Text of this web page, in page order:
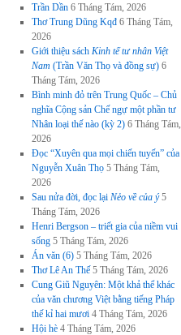
Trần Dần 6 Tháng Tám, 2026
Thơ Trung Dũng Kqđ 6 Tháng Tám,
2026
Giới thiệu sách Kinh tế tư nhân Việt
Nam (Trần Văn Thọ và đồng sự) 6
Tháng Tám, 2026
Bình minh đỏ trên Trung Quốc – Chủ
nghĩa Cộng sản Chế ngự một phần tư
Nhân loại thế nào (kỳ 2) 6 Tháng Tám,
2026
Đọc “Xuyên qua mọi chiến tuyến” của
Nguyễn Xuân Thọ 5 Tháng Tám,
2026
Sau nửa đời, đọc lại Nẻo về của ý 5
Tháng Tám, 2026
Henri Bergson – triết gia của niềm vui
sống 5 Tháng Tám, 2026
Án văn (6) 5 Tháng Tám, 2026
Thơ Lê An Thế 5 Tháng Tám, 2026
Cung Giũ Nguyên: Một khả thể khác
của văn chương Việt bằng tiếng Pháp
thế kỉ hai mươi 4 Tháng Tám, 2026
Hội hè 4 Tháng Tám, 2026